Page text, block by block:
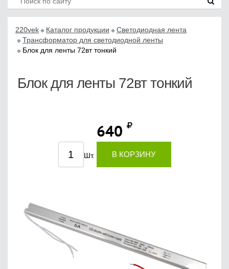
220vek Каталог продукции
Светодиодная лента
Трансформатор для светодиодной ленты
Блок для ленты 72вт тонкий
Блок для ленты 72вт тонкий
640
Шт. В КОРЗИНУ